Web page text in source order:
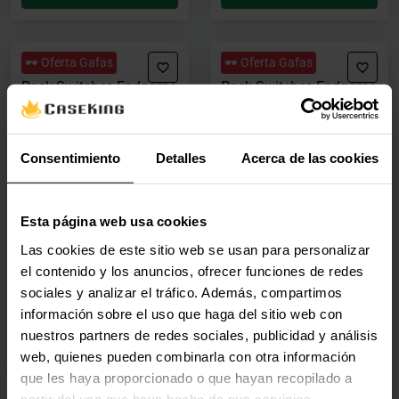
Consentimiento Detalles Acerca de las cookies
Esta página web usa cookies
Las cookies de este sitio web se usan para personalizar
el contenido y los anuncios, ofrecer funciones de redes
sociales y analizar el tráfico. Además, compartimos
información sobre el uso que haga del sitio web con
nuestros partners de redes sociales, publicidad y análisis
web, quienes pueden combinarla con otra información
que les haya proporcionado o que hayan recopilado a
🕶️ Oferta Gafas
Pack Switches Endgame
Gear OP1 - Huano 100m
50-55gf (2uni)
EGG-SP-H100-5055
(0)
PVPR:Precio rebajado desde
6,90 €hasta
6,70 €
Con IVA
Por encargo
Por encargo
🕶️ Oferta Gafas
Pack Switches Endgame
Gear OP1 Universal - 2x
Switch PCBs + 14
Switches
19,50 €
Con IVA
Por encargo
Por encargo